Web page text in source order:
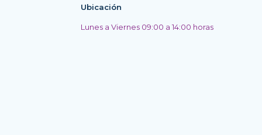
Ubicación
Lunes a Viernes 09:00 a 14:00 horas